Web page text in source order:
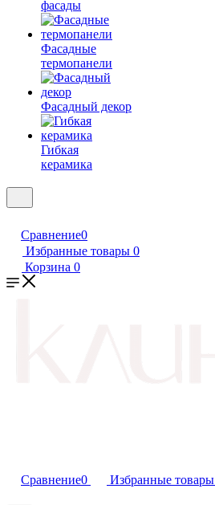
фасады
Фасадные
термопанели
Фасадный декор
Гибкая
керамика
Сравнение0
Избранные товары 0
Корзина 0
Сравнение0 Избранные товары